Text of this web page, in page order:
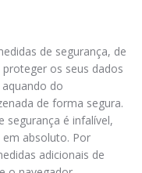
de segurança, de
os seus dados
do
de forma segura.
segurança é infalível,
em absoluto. Por
adicionais de